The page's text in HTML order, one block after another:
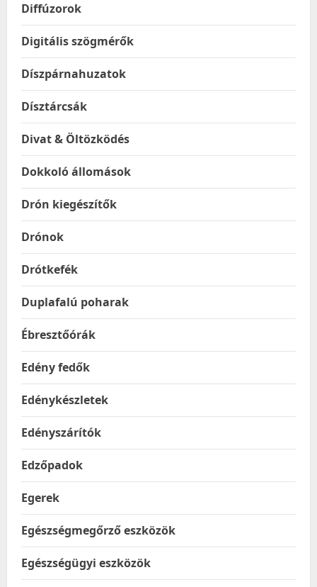
Diffúzorok
Digitális szögmérők
Díszpárnahuzatok
Dísztárcsák
Divat & Öltözködés
Dokkoló állomások
Drón kiegészítők
Drónok
Drótkefék
Duplafalú poharak
Ébresztőórák
Edény fedők
Edénykészletek
Edényszárítók
Edzőpadok
Egerek
Egészségmegőrző eszközök
Egészségügyi eszközök